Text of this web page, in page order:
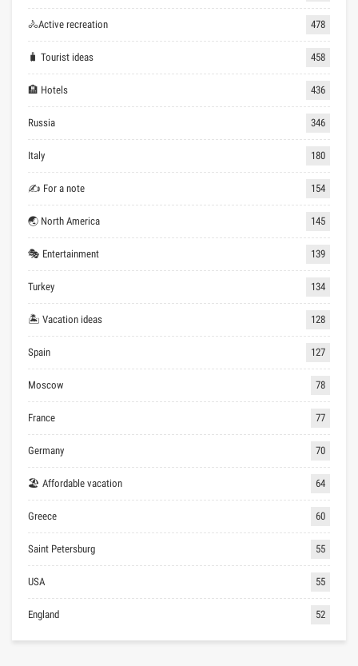
🚴Active recreation 478
🧳 Tourist ideas 458
🏨 Hotels 436
Russia 346
Italy 180
✍ For a note 154
🌏 North America 145
🎭 Entertainment 139
Turkey 134
🏝 Vacation ideas 128
Spain 127
Moscow 78
France 77
Germany 70
🏖 Affordable vacation 64
Greece 60
Saint Petersburg 55
USA 55
England 52